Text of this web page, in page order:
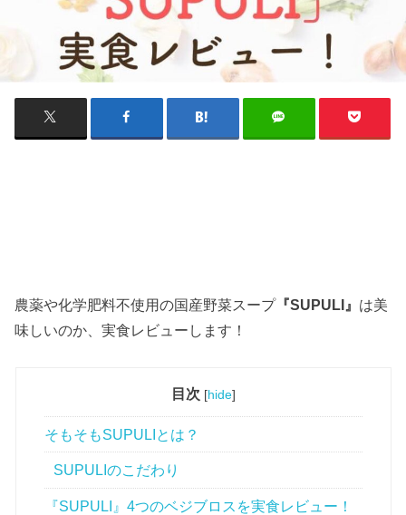
農薬や化学肥料不使用の国産野菜スープ『SUPULI』 は美
味しいのか、実食レビューします！
目次 [hide]
そもそもSUPULIとは？
SUPULIのこだわり
『SUPULI』4つのベジブロスを実食レビュー！